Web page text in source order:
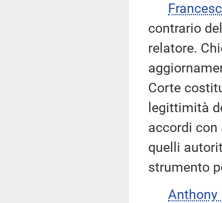
contrario
relatore.
Corte
legittimità
accordi
quelli
strumento
Anthony